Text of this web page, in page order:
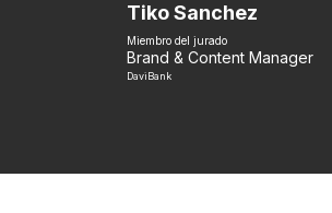
Tiko Sanchez
Miembro del jurado
Brand & Content Manager
DaviBank